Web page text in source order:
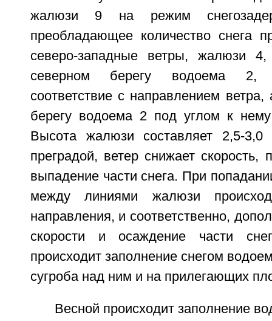
жалюзи 9 на режим
преобладающее количество снега
северо-западные ветры, жалюзи
северном берегу водоема 2,
соответствие с направлением
берегу водоема 2 под углом к
Высота жалюзи составляет 2,5-
преградой, ветер снижает скорость,
выпадение части снега. При
между линиями жалюзи
направления, и соответственно,
скорости и осаждение части
происходит заполнение снегом
сугроба над ним и на прилегающих
Весной происходит заполнение